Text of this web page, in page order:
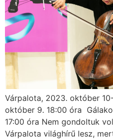
Várpalota, 2023. október
október 9. 18:00 óra
17:00 óra Nem gondoltuk
Várpalota világhírű lesz,